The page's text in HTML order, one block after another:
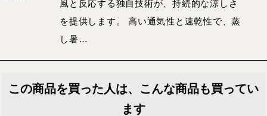
風と反応する独自技術が、持続的な涼しさ
を提供します。 高い通気性と速乾性で、蒸
し暑…
この商品を買った人は、こんな商品も買ってい
ます